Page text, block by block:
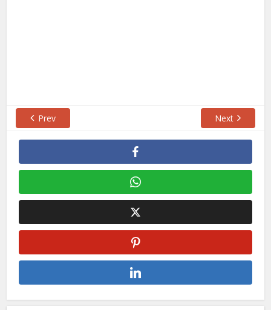
Prev Next